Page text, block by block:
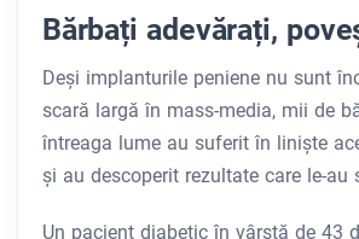
Bărbați adevărați,
Deși implanturile peniene nu sunt
scară largă în mass-media, mii de
întreaga lume au suferit în liniște
și au descoperit rezultate care le-au
Un pacient diabetic în vârstă de 43